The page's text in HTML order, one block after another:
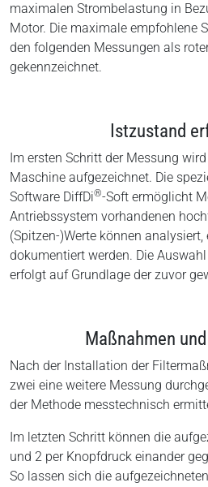
maximalen Strombelastung in
Motor. Die maximale empfohlene
den folgenden Messungen als
gekennzeichnet.
Istzustand
Im ersten Schritt der Messung
Maschine aufgezeichnet. Die
Software DiffDi®-Soft ermöglicht
Antriebssystem vorhandenen
(Spitzen-)Werte können analysiert,
dokumentiert werden. Die
erfolgt auf Grundlage der zuvor
Maßnahmen
Nach der Installation der
zwei eine weitere Messung
der Methode messtechnisch
Im letzten Schritt können die
und 2 per Knopfdruck einander
So lassen sich die